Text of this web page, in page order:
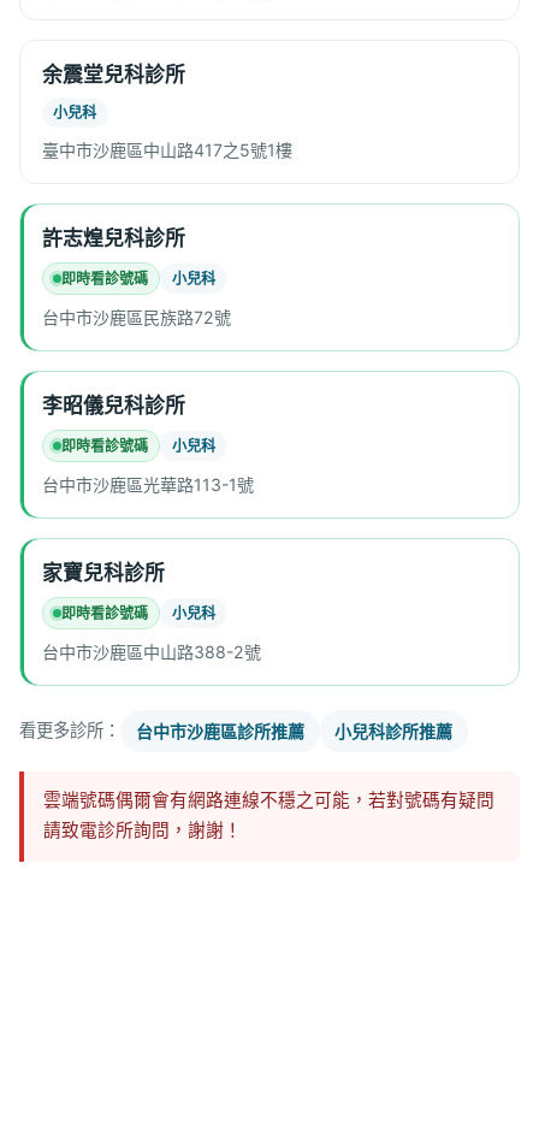
余震堂兒科診所
小兒科
臺中市沙鹿區中山路417之5號1樓
許志煌兒科診所
即時看診號碼 小兒科
台中市沙鹿區民族路72號
李昭儀兒科診所
即時看診號碼 小兒科
台中市沙鹿區光華路113-1號
家寶兒科診所
即時看診號碼 小兒科
台中市沙鹿區中山路388-2號
看更多診所： 台中市沙鹿區診所推薦 小兒科診所推薦
雲端號碼偶爾會有網路連線不穩之可能，若對號碼有疑問
請致電診所詢問，謝謝！